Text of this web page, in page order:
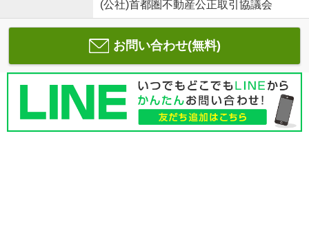
(公社)首都圏不動産公正取引協議会
お問い合わせ(無料)